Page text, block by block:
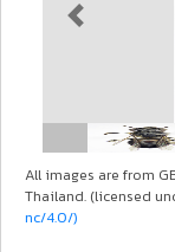
Previous
All images are from
Thailand. (licensed
nc/4.0/)